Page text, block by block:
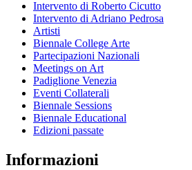
Intervento di Roberto Cicutto
Intervento di Adriano Pedrosa
Artisti
Biennale College Arte
Partecipazioni Nazionali
Meetings on Art
Padiglione Venezia
Eventi Collaterali
Biennale Sessions
Biennale Educational
Edizioni passate
Informazioni